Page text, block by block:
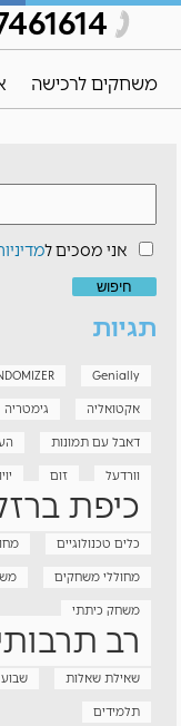
משחקים לרכישה
אני מסכים ל
תגיות
Genially
אקטואליה
גימטריה
דאבל עם תמונות
וורדעל
זום יויו
כיפת
כלים טכנולוגיים
מחוללי משחקים
משחק כיתתי
רב
שאילת שאלות
תלמידים